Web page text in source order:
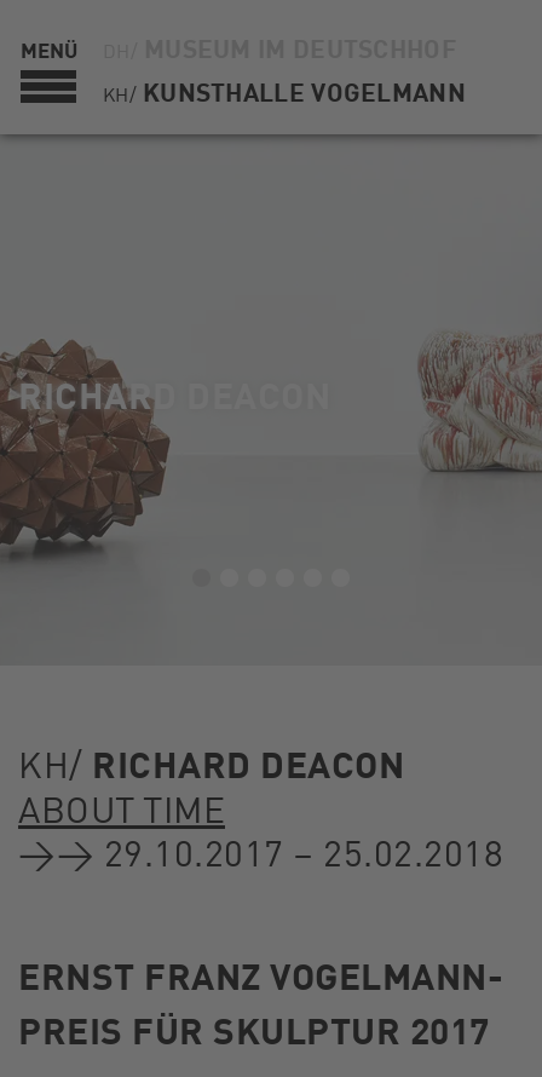
MENÜ
KH/ KUNSTHALLE VOGELMANN
RICHARD DEACON
KH/ RICHARD DEACON
ABOUT TIME
→→ 29.10.2017 – 25.02.2018
ERNST FRANZ VOGELMANN-
PREIS FÜR SKULPTUR 2017